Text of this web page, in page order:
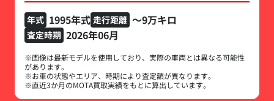
年式 1995年式 走行距離 ～9万キロ
査定時期 2026年06月
※画像は最新モデルを使用しており、実際の車両とは異なる可能性
があります。
※お車の状態やエリア、時期により査定額が異なります。
※直近3か月のMOTA買取実績をもとに算出しています。